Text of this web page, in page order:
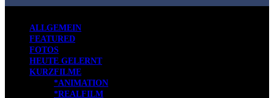
ALLGEMEIN
FEATURED
FOTOS
HEUTE GELERNT
KURZFILME
*ANIMATION
*REALFILM